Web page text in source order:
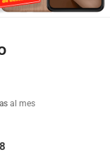
al mes